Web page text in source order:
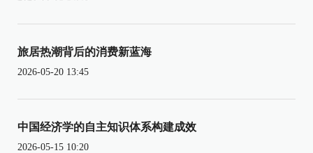
旅居热潮背后的消费新蓝海
2026-05-20 13:45
中国经济学的自主知识体系构建成效
2026-05-15 10:20